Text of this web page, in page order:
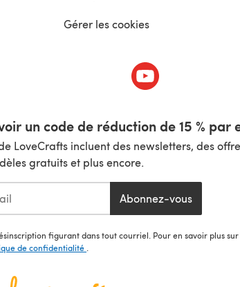
Gérer les cookies
dans un nouvel onglet) (s'ouvre dans un
un code de réduction de 15 % par
LoveCrafts incluent des newsletters, des
gratuits et plus encore.
Abonnez-vous
figurant dans tout courriel. Pour en savoir plus
de confidentialité